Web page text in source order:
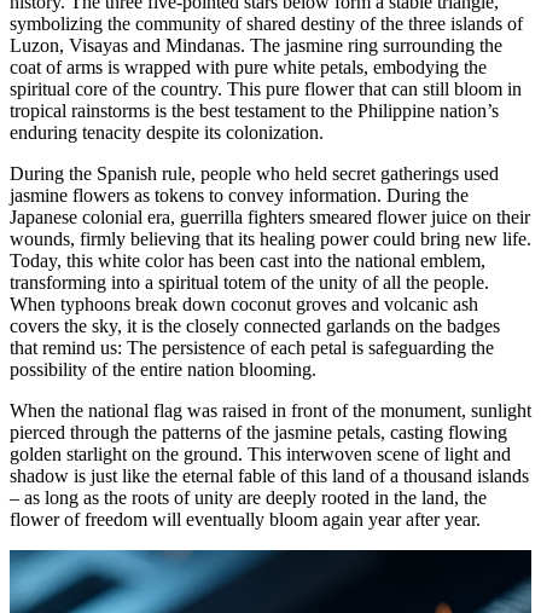
symbolizing the community of shared destiny of the three islands of
Luzon, Visayas and Mindanas. The jasmine ring surrounding the
coat of arms is wrapped with pure white petals, embodying the
spiritual core of the country. This pure flower that can still bloom in
tropical rainstorms is the best testament to the Philippine nation’s
enduring tenacity despite its colonization.
During the Spanish rule, people who held secret gatherings used
jasmine flowers as tokens to convey information. During the
Japanese colonial era, guerrilla fighters smeared flower juice on their
wounds, firmly believing that its healing power could bring new life.
Today, this white color has been cast into the national emblem,
transforming into a spiritual totem of the unity of all the people.
When typhoons break down coconut groves and volcanic ash
covers the sky, it is the closely connected garlands on the badges
that remind us: The persistence of each petal is safeguarding the
possibility of the entire nation blooming.
When the national flag was raised in front of the monument, sunlight
pierced through the patterns of the jasmine petals, casting flowing
golden starlight on the ground. This interwoven scene of light and
shadow is just like the eternal fable of this land of a thousand islands
– as long as the roots of unity are deeply rooted in the land, the
flower of freedom will eventually bloom again year after year.